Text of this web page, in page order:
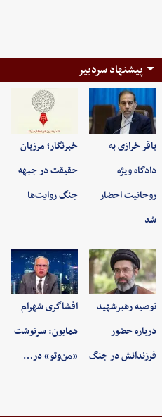
پیشنهاد سردبیر
باقر خرازی به
دادگاه ویژه
روحانیت احضار
شد
خبرنگار؛ مرزبان
حقیقت در جبهه
جنگ روایت‌ها
توصیه رهبرشهید
درباره حضور
فرزندانش در جنگ
افشاگری شهرام
همایون: سرنوشت
«من‌وتو» در…